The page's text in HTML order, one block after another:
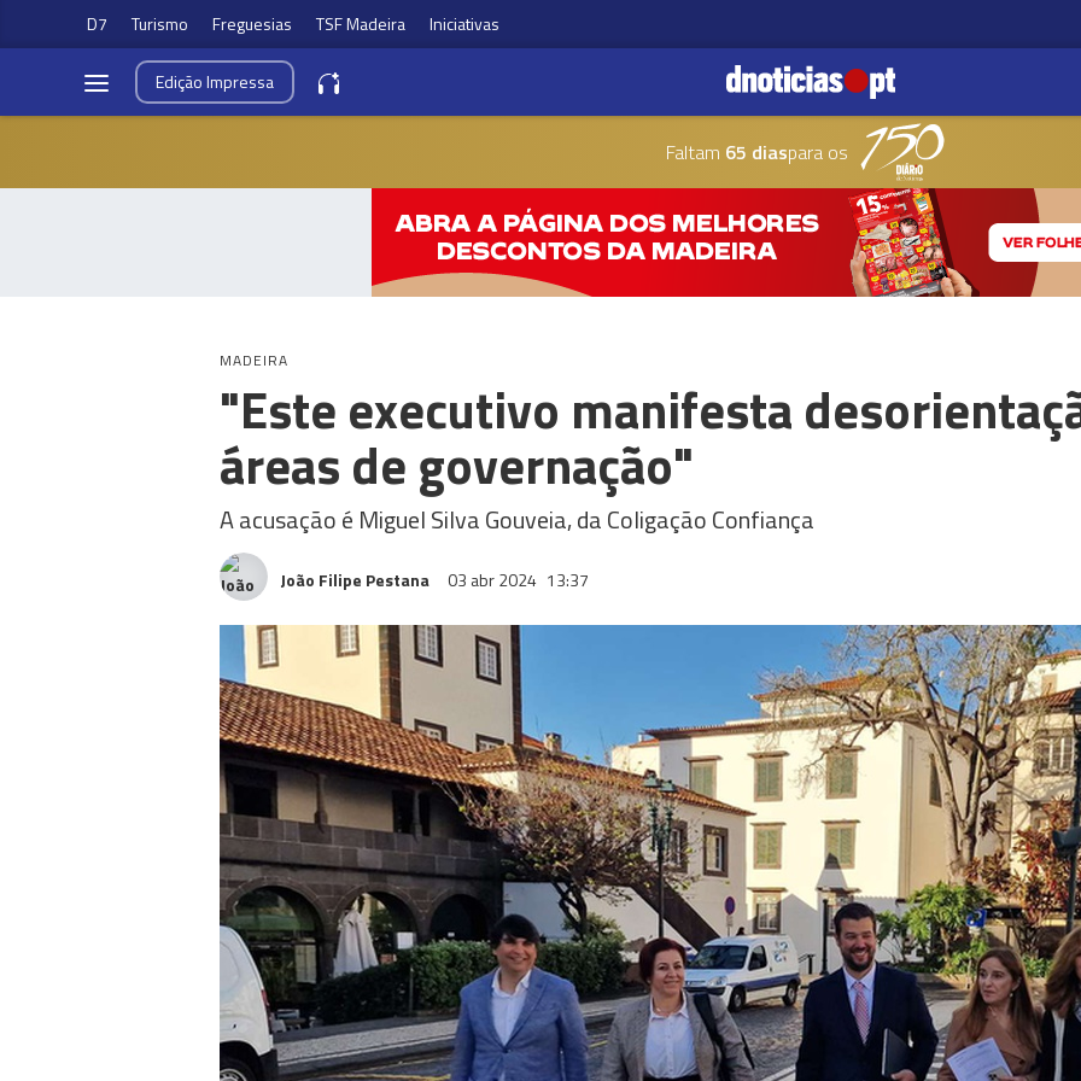
D7 Turismo Freguesias TSF Madeira Iniciativas
EdiçãoImpressa
Faltam 65 diaspara os
MADEIRA
"Este executivo manifesta
áreas de governação"
A acusação é Miguel Silva Gouveia, da Coligação Confiança
João Filipe Pestana 03 abr 2024 13:37